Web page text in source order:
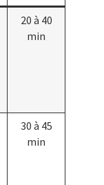
20 à 40
min
30 à 45
min